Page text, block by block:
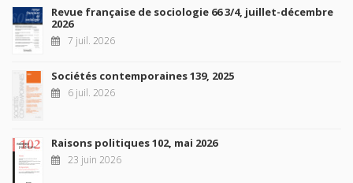
Revue française de sociologie 66 3/4, juillet-décembre
2026
7 juil. 2026
Sociétés contemporaines 139, 2025
6 juil. 2026
Raisons politiques 102, mai 2026
23 juin 2026